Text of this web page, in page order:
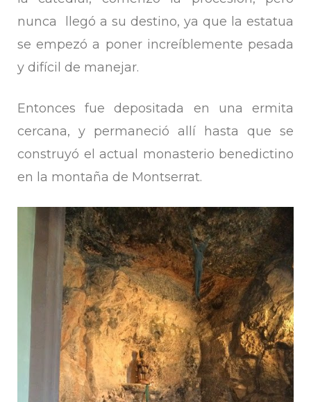
nunca llegó a su destino, ya que la estatua
se empezó a poner increíblemente pesada
y difícil de manejar.
Entonces fue depositada en una ermita
cercana, y permaneció allí hasta que se
construyó el actual monasterio benedictino
en la montaña de Montserrat.